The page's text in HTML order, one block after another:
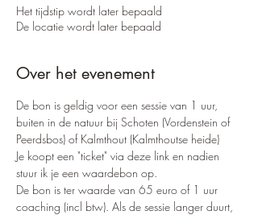
Het tijdstip wordt later bepaald
De locatie wordt later bepaald
Over het evenement
De bon is geldig voor een sessie van 1 uur,
buiten in de natuur bij Schoten (Vordenstein of
Peerdsbos) of Kalmthout (Kalmthoutse heide)
Je koopt een "ticket" via deze link en nadien
stuur ik je een waardebon op.
De bon is ter waarde van 65 euro of 1 uur
coaching (incl btw). Als de sessie langer duurt,